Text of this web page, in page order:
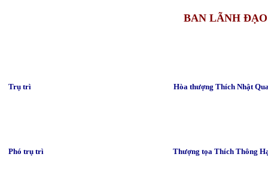
BAN LÃNH ĐẠO
Trụ trì Hòa thượng Thích Nhật
Phó trụ trì Thượng tọa Thích Thông